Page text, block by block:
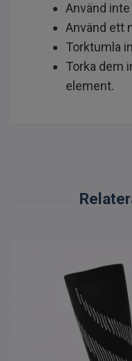
Använd
Använd ett
Torktumla
Torka dem
element.